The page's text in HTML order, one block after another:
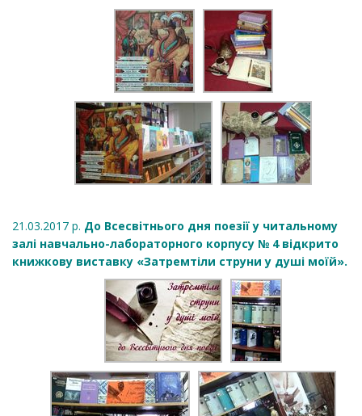
21.03.2017 р. До Всесвітнього дня поезії у читальному
залі навчально-лабораторного корпусу № 4 відкрито
книжкову виставку «Затремтіли струни у душі моїй».